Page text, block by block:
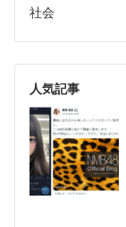
社会
人気記事